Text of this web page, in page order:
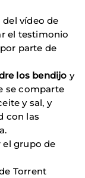
vídeo de
el testimonio
parte de
los bendijo y
se comparte
y sal, y
con las
el grupo de
Torrent